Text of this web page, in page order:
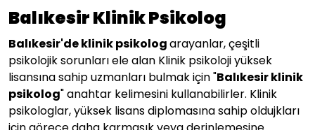
Balıkesir Klinik Psikolog
Balıkesir'de klinik psikolog arayanlar, çeşitli
psikolojik sorunları ele alan Klinik psikoloji yüksek
lisansına sahip uzmanları bulmak için "
Balıkesir klinik
psikolog " anahtar kelimesini kullanabilirler. Klinik
psikologlar, yüksek lisans diplomasına sahip oldujkları